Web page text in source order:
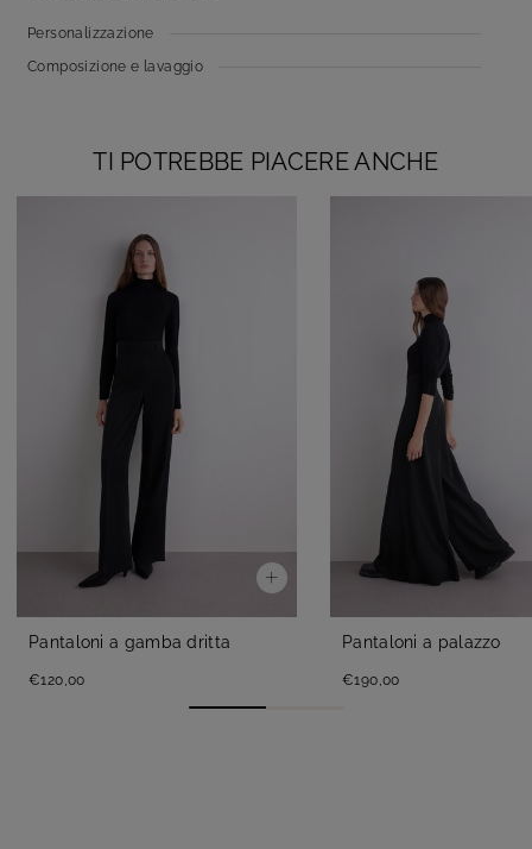
Personalizzazione
Composizione e lavaggio
TI POTREBBE PIACERE ANCHE
Pantaloni a gamba dritta
€120,00
Pantaloni a palazzo
€190,00